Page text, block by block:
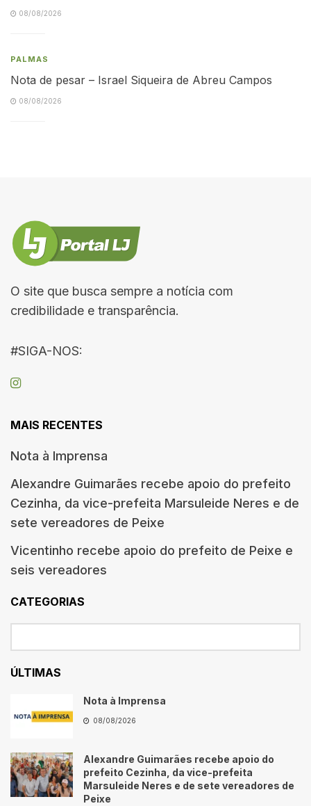
08/08/2026
PALMAS
Nota de pesar – Israel Siqueira de Abreu Campos
08/08/2026
O site que busca sempre a notícia com
credibilidade e transparência.
#SIGA-NOS:
MAIS RECENTES
Nota à Imprensa
Alexandre Guimarães recebe apoio do prefeito
Cezinha, da vice-prefeita Marsuleide Neres e de
sete vereadores de Peixe
Vicentinho recebe apoio do prefeito de Peixe e
seis vereadores
CATEGORIAS
ÚLTIMAS
Nota à Imprensa
08/08/2026
Alexandre Guimarães recebe apoio do
prefeito Cezinha, da vice-prefeita
Marsuleide Neres e de sete vereadores de
Peixe